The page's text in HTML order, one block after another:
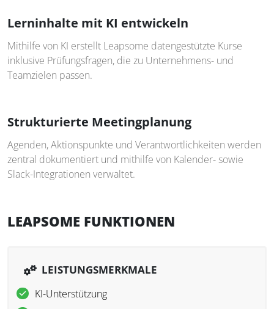
Lerninhalte mit KI entwickeln
Mithilfe von KI erstellt Leapsome datengestützte Kurse
inklusive Prüfungsfragen, die zu Unternehmens- und
Teamzielen passen.
Strukturierte Meetingplanung
Agenden, Aktionspunkte und Verantwortlichkeiten werden
zentral dokumentiert und mithilfe von Kalender- sowie
Slack-Integrationen verwaltet.
LEAPSOME FUNKTIONEN
LEISTUNGSMERKMALE
KI-Unterstützung